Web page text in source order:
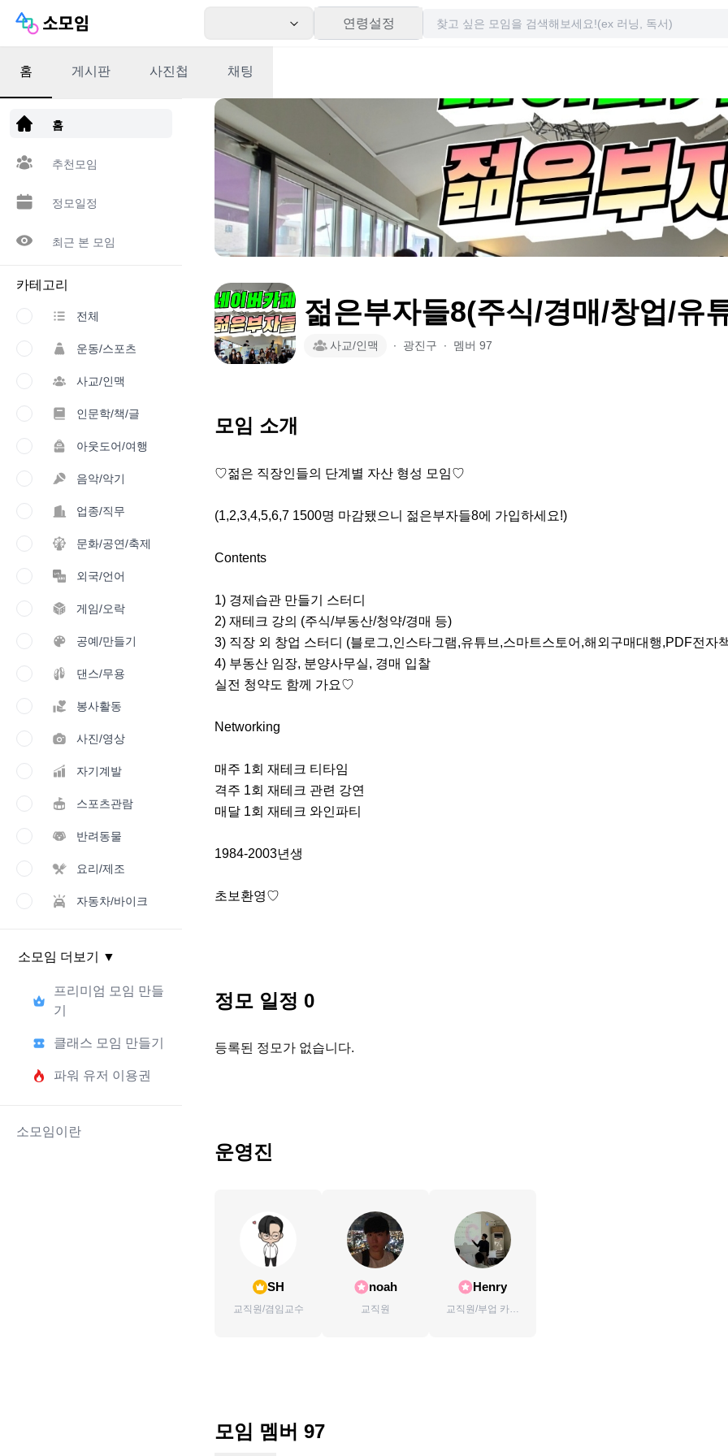
연령설정
앱 다운로드
홈
추천모임
정모일정
최근 본 모임
카테고리
전체
운동/스포츠
사교/인맥
인문학/책/글
아웃도어/여행
음악/악기
업종/직무
문화/공연/축제
외국/언어
게임/오락
공예/만들기
댄스/무용
봉사활동
사진/영상
자기계발
스포츠관람
반려동물
요리/제조
자동차/바이크
소모임 더보기 ▼
프리미엄 모임 만들
기
클래스 모임 만들기
파워 유저 이용권
소모임이란
홈 게시판 사진첩 채팅
젊은부자들8(주식/경매/창업/유
사교/인맥 ∙ 광진구 ∙ 멤버 97
모임 소개
♡젊은 직장인들의 단계별 자산 형성 모임♡
(1,2,3,4,5,6,7 1500명 마감됐으니 젊은부자들8에 가입하세요!)
Contents
1) 경제습관 만들기 스터디
2) 재테크 강의 (주식/부동산/청약/경매 등)
3) 직장 외 창업 스터디 (블로그,인스타그램,유튜브,스마트스토어,해외구매대행,PDF전자
4) 부동산 임장, 분양사무실, 경매 입찰
실전 청약도 함께 가요♡
Networking
매주 1회 재테크 티타임
격주 1회 재테크 관련 강연
매달 1회 재테크 와인파티
1984-2003년생
초보환영♡
정모 일정 0
등록된 정모가 없습니다.
운영진
SH
교직원/겸임교수
noah
교직원
Henry
교직원/부업 카페
모임 멤버 97